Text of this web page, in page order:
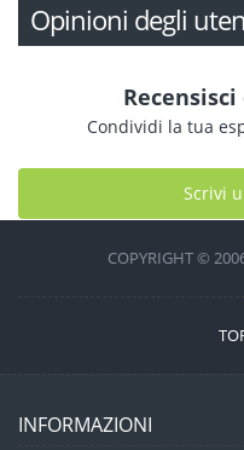
Opinioni degli
Condividi la tua
Scrivi
COPYRIGHT ©
INFORMAZIONI